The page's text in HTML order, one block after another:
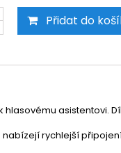
Přidat do
hlasovému asistentovi.
rychlejší